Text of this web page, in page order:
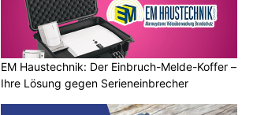
EM Haustechnik: Der Einbruch-Melde-Koffer –
Ihre Lösung gegen Serieneinbrecher